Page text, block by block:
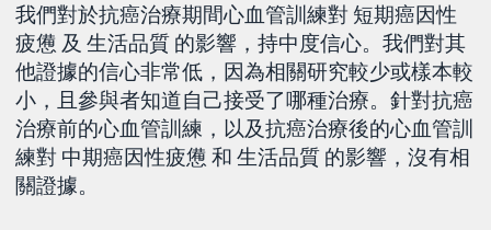
我們對於抗癌治療期間心血管訓練對 短期癌因性
疲憊 及 生活品質 的影響，持中度信心。我們對其
他證據的信心非常低，因為相關研究較少或樣本較
小，且參與者知道自己接受了哪種治療。針對抗癌
治療前的心血管訓練，以及抗癌治療後的心血管訓
練對 中期癌因性疲憊 和 生活品質 的影響，沒有相
關證據。